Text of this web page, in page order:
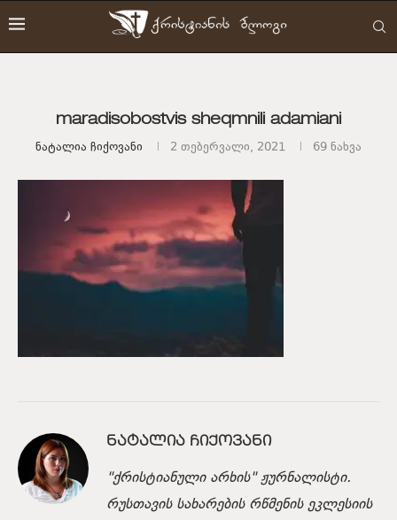
maradisobostvis sheqmnili adamiani
Ნატალია Ჩიქოვანი 2 თებერვალი, 2021 69 ნახვა
ᲜᲐᲢᲐᲚᲘᲐ ᲩᲘᲥᲝᲕᲐᲜᲘ
"ქრისტიანული არხის" ჟურნალისტი.
რუსთავის სახარების რწმენის ეკლესიის